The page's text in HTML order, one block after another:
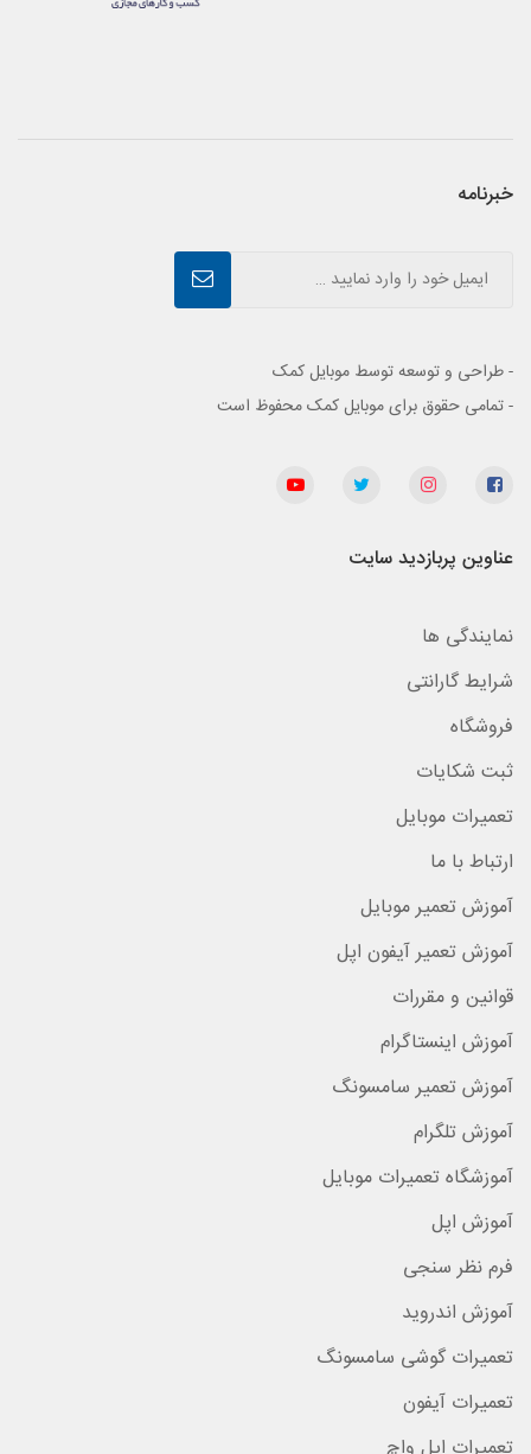
خبرنامه
- طراحی و توسعه توسط موبایل کمک
- تمامی حقوق برای موبایل کمک محفوظ است
عناوین پربازدید سایت
نمایندگی ها
شرایط گارانتی
فروشگاه
ثبت شکایات
تعمیرات موبایل
ارتباط با ما
آموزش تعمیر موبایل
آموزش تعمیر آیفون اپل
قوانین و مقررات
آموزش اینستاگرام
آموزش تعمیر سامسونگ
آموزش تلگرام
آموزشگاه تعمیرات موبایل
آموزش اپل
فرم نظر سنجی
آموزش اندروید
تعمیرات گوشی سامسونگ
تعمیرات آیفون